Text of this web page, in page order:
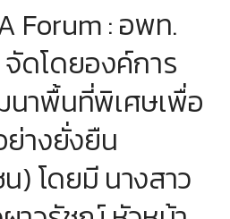
Forum : อพท.
ดโดยองค์การ
าพื้นที่พิเศษเพื่อ
ย่างยั่งยืน
) โดยมี นางสาว